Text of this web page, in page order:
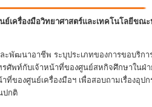
เครื่องมือวิทยาศาสตร์และเทคโนโลยีขณ
พัฒนาอาชีพ ระบุประเภทของการขอบริกา
รศัพท์กับเจ้าหน้าที่ของศูนย์สหกิจศึกษาในฝ่า
าที่ของศูนย์เครื่องมือฯ เพื่อสอบถามเรื่องอุป
ปกติ